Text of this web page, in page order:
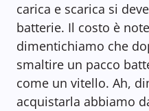
carica e scarica si
batterie. Il costo è
dimentichiamo che
smaltire un pacco
come un vitello. Ah,
acquistarla abbiamo